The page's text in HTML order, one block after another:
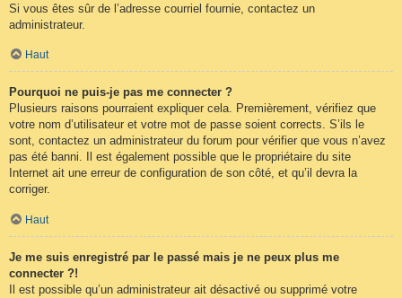
Si vous êtes sûr de l’adresse courriel fournie, contactez un
administrateur.
Haut
Pourquoi ne puis-je pas me connecter ?
Plusieurs raisons pourraient expliquer cela. Premièrement, vérifiez que
votre nom d’utilisateur et votre mot de passe soient corrects. S’ils le
sont, contactez un administrateur du forum pour vérifier que vous n’avez
pas été banni. Il est également possible que le propriétaire du site
Internet ait une erreur de configuration de son côté, et qu’il devra la
corriger.
Haut
Je me suis enregistré par le passé mais je ne peux plus me
connecter ?!
Il est possible qu’un administrateur ait désactivé ou supprimé votre